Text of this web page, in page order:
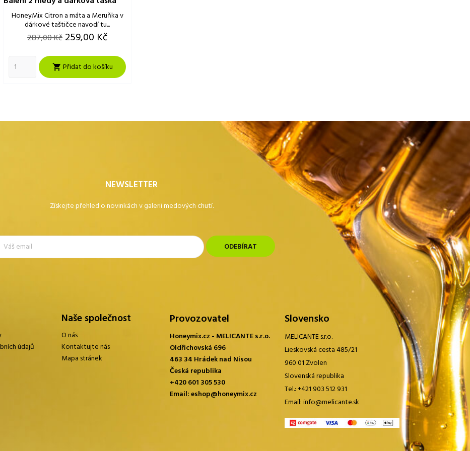
HoneyMix Citron a máta a Meruňka v
dárkové taštičce navodí tu...
Běžná
cena
287,00 Kč Cena
259,00 Kč
 Přidat do košíku
NEWSLETTER
Získejte přehled o novinkách v galerii medových chutí.
údajů
Slovensko
MELICANTE s.r.o.
Lieskovská cesta 485/21
960 01 Zvolen
Slovenská republika
Tel.:+421 903 512 931
Email:info@melicante.sk
Naše společnost
O nás
Kontaktujte nás
Mapa stránek
Provozovatel
Honeymix.cz - MELICANTE s.r.o.
Oldřichovská 696
463 34 Hrádek nad Nisou
Česká republika
+420 601 305 530
Email:eshop@honeymix.cz